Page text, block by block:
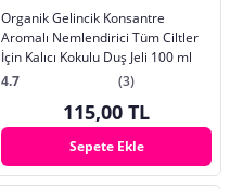
Organik Gelincik Konsantre
Aromalı Nemlendirici Tüm Ciltler
İçin Kalıcı Kokulu Duş Jeli 100 ml
4.7
(3)
115,00 TL
Sepete Ekle